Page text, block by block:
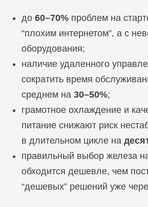
до 60–70% проблем на
“плохим интернетом”, а с
оборудования;
наличие удаленного
сократить время
среднем на 30–50%;
грамотное охлаждение и
питание снижают риск
в длительном цикле на
правильный выбор железа
обходится дешевле, чем
“дешевых” решений уже